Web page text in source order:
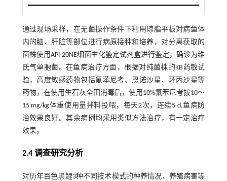
通过现场采样，在无菌操作条件下利用琼脂平板对病鱼体
内的脑、肝脏等部位进行病原接种和培养，对分离获取的
菌株使用API 20NE细菌生化鉴定试剂盒进行鉴定，确诊为维
氏气单胞菌。在鱼病治疗方面，根据对纯菌株的KB药敏试
验，高度敏感药物包括氟苯尼考、恩诺沙星、环丙沙星等
药物，在使用生石灰全田消毒后，使用10%氟苯尼考按10～
15 mg/kg体重使用量拌料投喂，每天2次，连续5 d,鱼病防
治效果良好。其余病例均采用类似方法治疗，有一定治疗
效果。
2.4 调查研究分析
对历年百色黑鲤3种不同技术模式的种养情况、养殖病害等